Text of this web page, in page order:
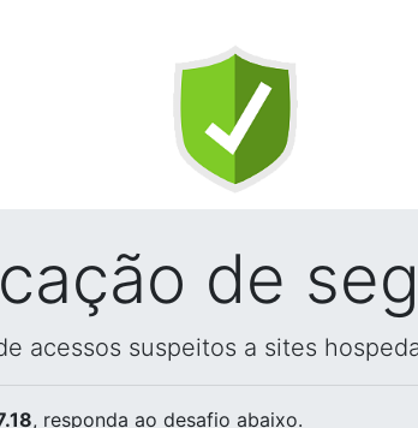
de
acessos suspeitos a sites
, responda ao desafio abaixo.